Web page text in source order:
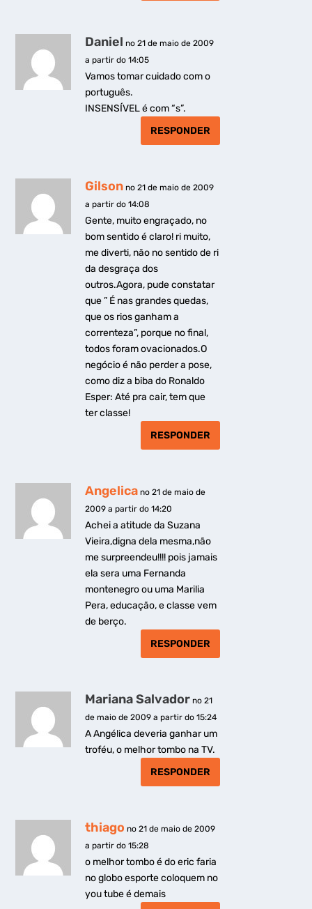
Daniel no 21 de maio de 2009
a partir do 14:05
Vamos tomar cuidado com o
português.
INSENSÍVEL é com “s”.
RESPONDER
Gilson no 21 de maio de 2009
a partir do 14:08
Gente, muito engraçado, no
bom sentido é claro! ri muito,
me diverti, não no sentido de ri
da desgraça dos
outros.Agora, pude constatar
que ” É nas grandes quedas,
que os rios ganham a
correnteza”, porque no final,
todos foram ovacionados.O
negócio é não perder a pose,
como diz a biba do Ronaldo
Esper: Até pra cair, tem que
ter classe!
RESPONDER
Angelica no 21 de maio de
2009 a partir do 14:20
Achei a atitude da Suzana
Vieira,digna dela mesma,não
me surpreendeu!!!! pois jamais
ela sera uma Fernanda
montenegro ou uma Marilia
Pera, educação, e classe vem
de berço.
RESPONDER
Mariana Salvador no 21
de maio de 2009 a partir do 15:24
A Angélica deveria ganhar um
troféu, o melhor tombo na TV.
RESPONDER
thiago no 21 de maio de 2009
a partir do 15:28
o melhor tombo é do eric faria
no globo esporte coloquem no
you tube é demais